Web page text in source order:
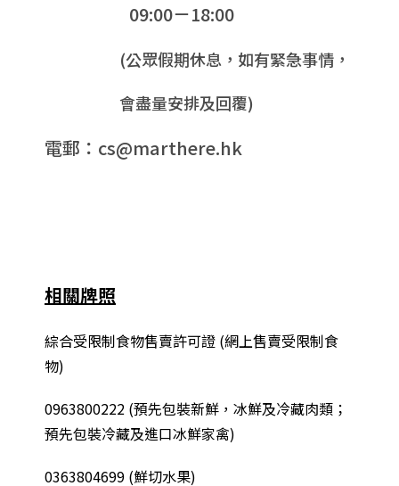
09:00－18:00
(公眾假期休息，如有緊急事情，
會盡量安排及回覆)
電郵：cs@marthere.hk
相關牌照
綜合受限制食物售賣許可證 (網上售賣受限制食
物)
0963800222 (預先包裝新鮮，冰鮮及冷藏肉類；
預先包裝冷藏及進口冰鮮家禽)
0363804699 (鮮切水果)